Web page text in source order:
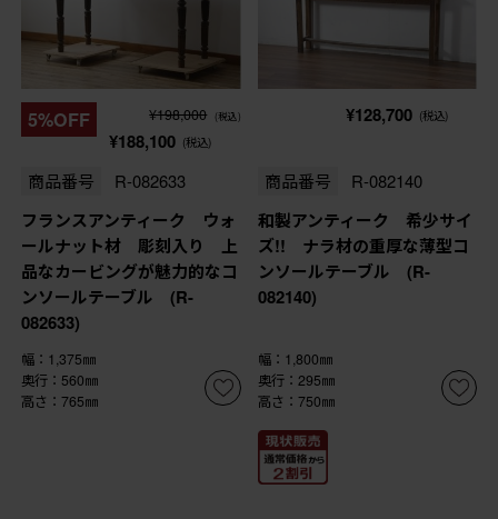
5%OFF ¥198,000 (税込)
¥188,100 (税込)
商品番号 R-082633
フランスアンティーク ウォ
ールナット材 彫刻入り 上
品なカービングが魅力的なコ
ンソールテーブル (R-
082633)
幅：1,375㎜
奥行：560㎜
高さ：765㎜
¥128,700 (税込)
商品番号 R-082140
和製アンティーク 希少サイ
ズ!! ナラ材の重厚な薄型コ
ンソールテーブル (R-
082140)
幅：1,800㎜
奥行：295㎜
高さ：750㎜